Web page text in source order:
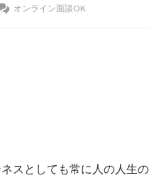
オンライン面談OK
スとしても常に人の人生の